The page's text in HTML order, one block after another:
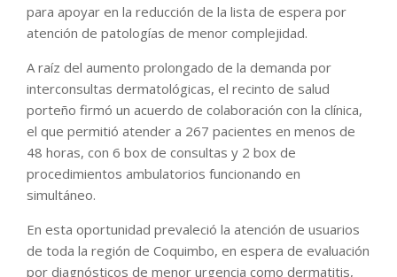
para apoyar en la reducción de la lista de espera por
atención de patologías de menor complejidad.
A raíz del aumento prolongado de la demanda por
interconsultas dermatológicas, el recinto de salud
porteño firmó un acuerdo de colaboración con la clínica,
el que permitió atender a 267 pacientes en menos de
48 horas, con 6 box de consultas y 2 box de
procedimientos ambulatorios funcionando en
simultáneo.
En esta oportunidad prevaleció la atención de usuarios
de toda la región de Coquimbo, en espera de evaluación
por diagnósticos de menor urgencia como dermatitis,